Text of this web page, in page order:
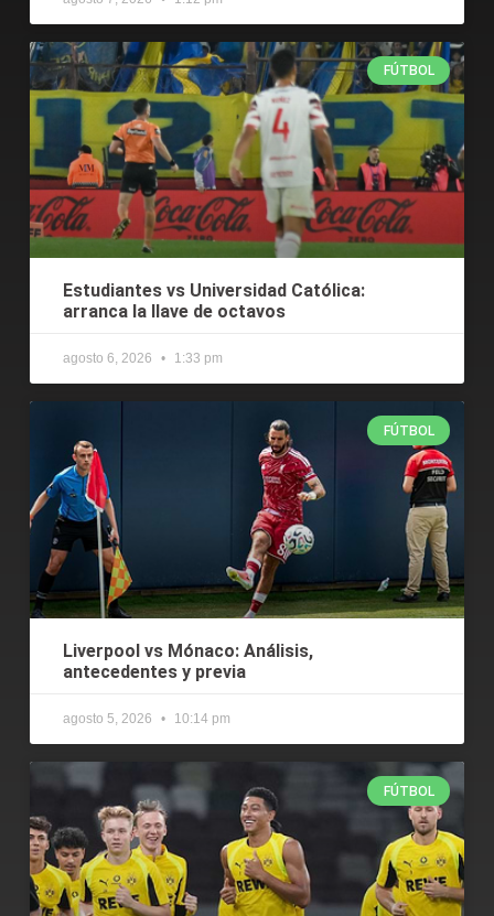
FÚTBOL
Estudiantes vs Universidad Católica:
arranca la llave de octavos
agosto 6, 2026 1:33 pm
FÚTBOL
Liverpool vs Mónaco: Análisis,
antecedentes y previa
agosto 5, 2026 10:14 pm
FÚTBOL